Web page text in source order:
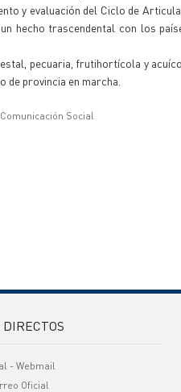
y evaluación del Ciclo de
hecho trascendental con los
pecuaria, frutihortícola y
de provincia en marcha.
Social
DIRECTOS
- Webmail
Oficial